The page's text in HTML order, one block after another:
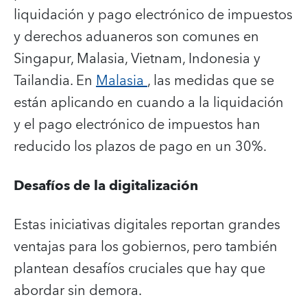
liquidación y pago electrónico de impuestos
y derechos aduaneros son comunes en
Singapur, Malasia, Vietnam, Indonesia y
Tailandia. En Malasia, las medidas que se
están aplicando en cuando a la liquidación
y el pago electrónico de impuestos han
reducido los plazos de pago en un 30%.
Desafíos de la digitalización
Estas iniciativas digitales reportan grandes
ventajas para los gobiernos, pero también
plantean desafíos cruciales que hay que
abordar sin demora.